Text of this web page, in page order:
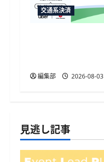
ン交通系決済
編集部 2026-08-03
見逃し記事